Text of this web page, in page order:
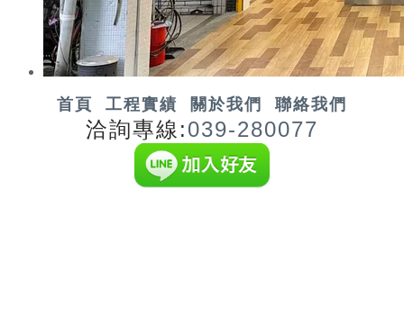
首頁 工程實績 關於我們 聯絡我們
洽詢專線:039-280077